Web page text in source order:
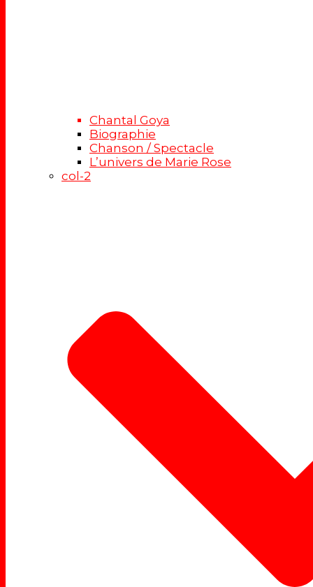
Chantal Goya
Biographie
Chanson / Spectacle
L’univers de Marie Rose
col-2